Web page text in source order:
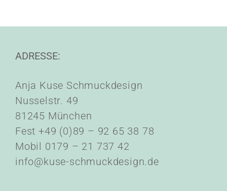
ADRESSE:
Anja Kuse Schmuckdesign
Nusselstr. 49
81245 München
Fest +49 (0)89 – 92 65 38 78
Mobil 0179 – 21 737 42
info@kuse-schmuckdesign.de